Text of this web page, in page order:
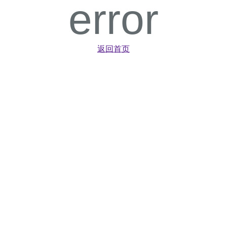
error
返回首页